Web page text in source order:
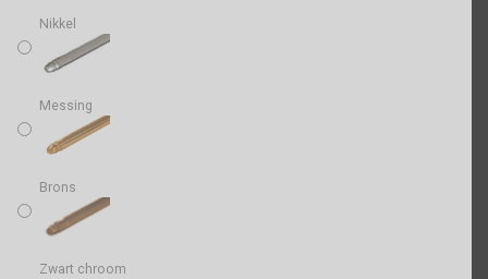
Nikkel
Messing
Brons
Zwart chroom